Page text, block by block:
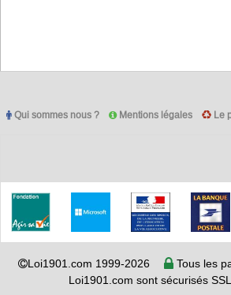
Qui sommes nous ? Mentions légales Le
Loi1901.com 1999-2026
Tous les
Loi1901.com sont sécurisés